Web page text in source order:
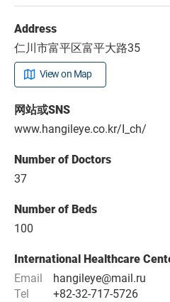
Address
仁川市富平区富平大路35
View on Map
网站或SNS
www.hangileye.co.kr/I_ch/
Number of Doctors
37
Number of Beds
100
International Healthcare
Email
hangileye@mail.ru
Tel
+82-32-717-5726